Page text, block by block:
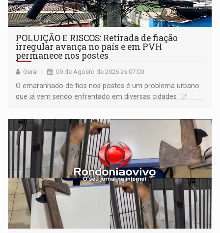
POLUIÇÃO E RISCOS: Retirada de fiação
irregular avança no país e em PVH
permanece nos postes
Geral 09 de Agosto de 2026 às 07:00
O emaranhado de fios nos postes é um problema urbano
que já vem sendo enfrentado em diversas cidades